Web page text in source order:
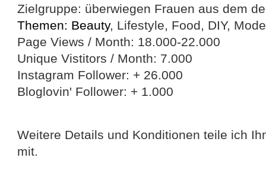
Zielgruppe: überwiegen Frauen aus dem
Themen: Beauty, Lifestyle, Food, DIY,
Page Views / Month: 18.000-22.000
Unique Vistitors / Month: 7.000
Instagram Follower: + 26.000
Bloglovin' Follower: + 1.000
Weitere Details und Konditionen teile ich
mit.